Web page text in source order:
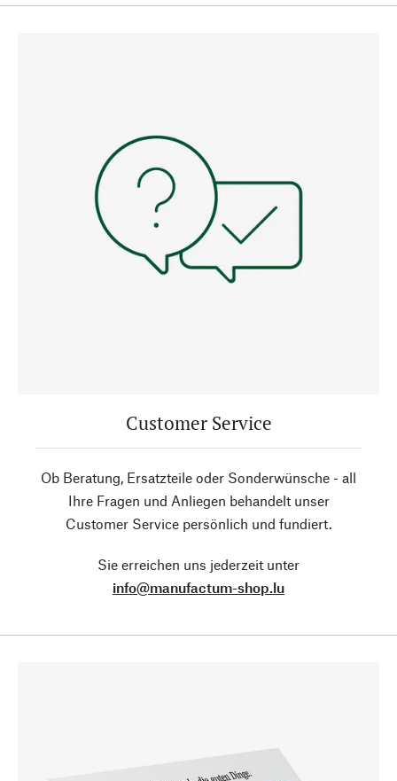
Customer Service
Ob Beratung, Ersatzteile oder Sonderwünsche - all
Ihre Fragen und Anliegen behandelt unser
Customer Service persönlich und fundiert.
Sie erreichen uns jederzeit unter
info@manufactum-shop.lu